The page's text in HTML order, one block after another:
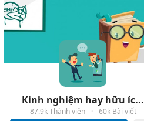
Kinh nghiệm hay hữu íc...
87.9k Thành viên · 60k Bài viết